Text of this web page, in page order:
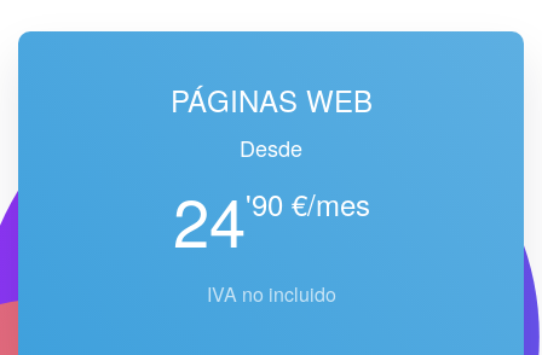
PÁGINAS WEB
Desde
24'90 €/mes
IVA no incluido